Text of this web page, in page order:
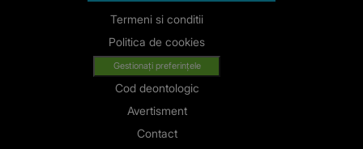
Termeni si conditii
Politica de cookies
Gestionați preferințele
Cod deontologic
Avertisment
Contact